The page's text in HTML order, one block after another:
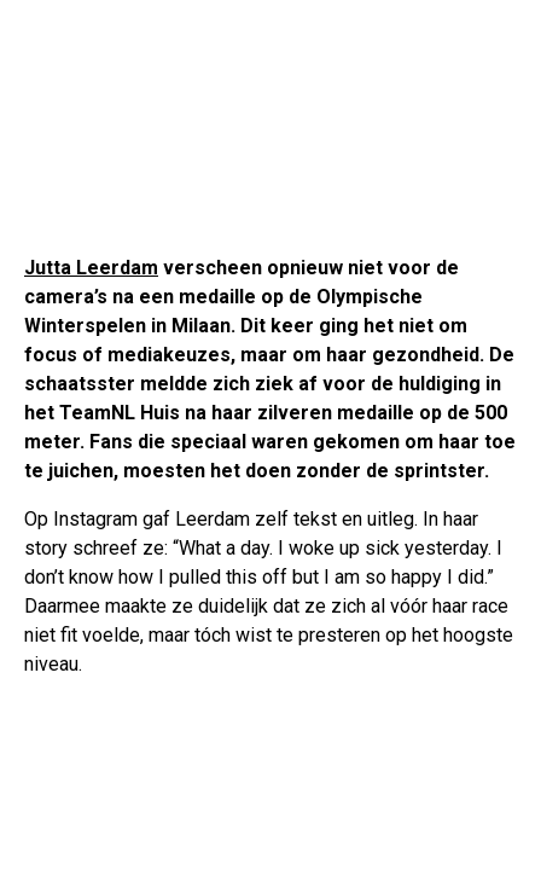
Jutta Leerdam verscheen opnieuw niet voor de
camera’s na een medaille op de Olympische
Winterspelen in Milaan. Dit keer ging het niet om
focus of mediakeuzes, maar om haar gezondheid. De
schaatsster meldde zich ziek af voor de huldiging in
het TeamNL Huis na haar zilveren medaille op de 500
meter. Fans die speciaal waren gekomen om haar toe
te juichen, moesten het doen zonder de sprintster.
Op Instagram gaf Leerdam zelf tekst en uitleg. In haar
story schreef ze: “What a day. I woke up sick yesterday. I
don’t know how I pulled this off but I am so happy I did.”
Daarmee maakte ze duidelijk dat ze zich al vóór haar race
niet fit voelde, maar tóch wist te presteren op het hoogste
niveau.